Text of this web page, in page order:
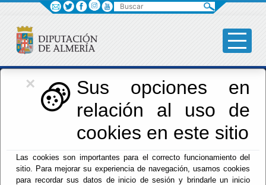
×
Sus opciones en
relación al uso de
cookies en este sitio
Las cookies son importantes para el correcto funcionamiento del
sitio. Para mejorar su experiencia de navegación, usamos cookies
para recordar sus datos de inicio de sesión y brindarle un inicio
Iniciativas Europeas
Europedirectalmeria
Buscar